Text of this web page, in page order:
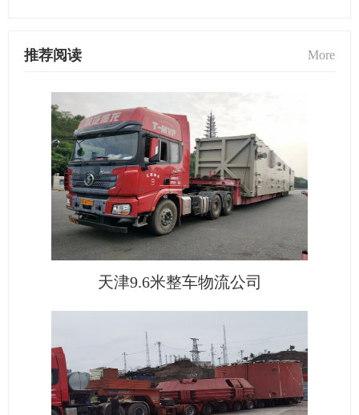
推荐阅读 More
天津9.6米整车物流公司